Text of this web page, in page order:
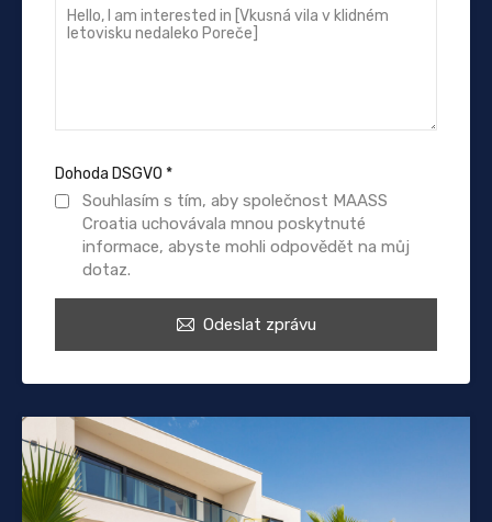
Dohoda DSGVO *
Souhlasím s tím, aby společnost MAASS
Croatia uchovávala mnou poskytnuté
informace, abyste mohli odpovědět na můj
dotaz.
Odeslat zprávu